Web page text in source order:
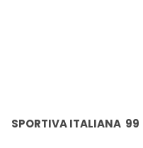
SPORTIVA ITALIANA 99